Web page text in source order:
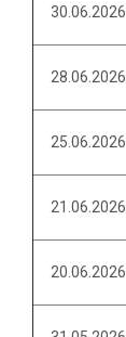
30.06.2026
28.06.2026
25.06.2026
21.06.2026
20.06.2026